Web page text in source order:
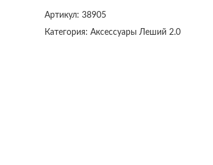
Артикул: 38905
Категория: Аксессуары Леший 2.0